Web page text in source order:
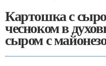
Картошка с
чесноком в
сыром с